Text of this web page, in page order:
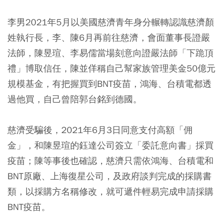
李男2021年5月以美國慈濟青年身分輾轉認識慈濟顏
姓執行長，李、陳6月再前往慈濟，會面董事長證嚴
法師，陳昱瑄、李易儒當場刻意向證嚴法師「下跪頂
禮」博取信任，陳並佯稱自己幫家族管理美金50億元
規模基金，有把握買到BNT疫苗，鴻海、台積電都透
過他買，自己曾陪郭台銘到德國。
慈濟受騙後，2021年6月3日同意支付高額「佣
金」，和陳昱瑄的鈺達公司簽立「委託意向書」採買
疫苗；陳等事後也確認，慈濟只需依鴻海、台積電和
BNT原廠、上海復星公司，及政府談判完成的採購書
類，以採購方名稱修改，就可遞件輕易完成申請採購
BNT疫苗。